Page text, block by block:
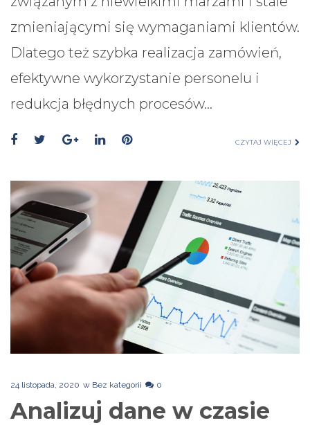
zmieniającymi się wymaganiami klientów.
Dlatego też szybka realizacja zamówień,
efektywne wykorzystanie personelu i
redukcja błędnych procesów…
CZYTAJ WIĘCEJ
24 listopada, 2020 w Bez kategorii 0
Analizuj dane w czasie